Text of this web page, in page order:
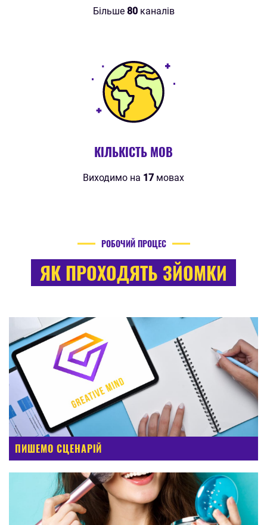
Більше 80каналів
КІЛЬКІСТЬ МОВ
Виходимо на 17 мовах
РОБОЧИЙ ПРОЦЕС
ЯК ПРОХОДЯТЬ ЗЙОМКИ
ПИШЕМО СЦЕНАРІЙ